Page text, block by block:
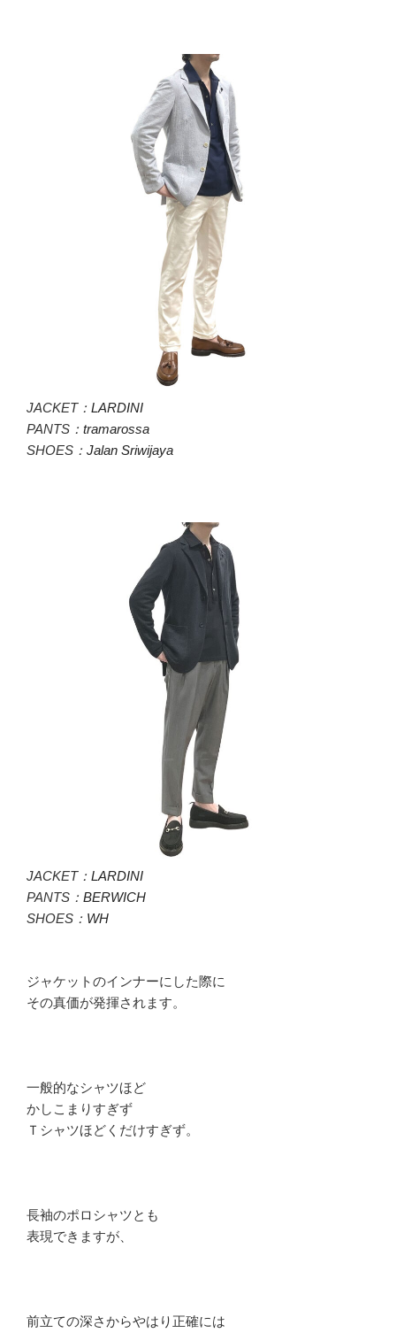
JACKET： LARDINI
PANTS： tramarossa
SHOES： Jalan Sriwijaya
JACKET： LARDINI
PANTS： BERWICH
SHOES： WH
ジャケットのインナーにした際に
その真価が発揮されます。
一般的なシャツほど
かしこまりすぎず
Ｔシャツほどくだけすぎず。
長袖のポロシャツとも
表現できますが、
前立ての深さからやはり正確には